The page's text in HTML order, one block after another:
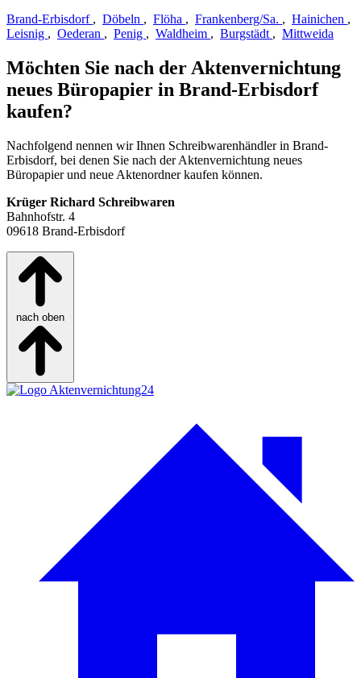
Brand-Erbisdorf , Döbeln , Flöha , Frankenberg/Sa. , Hainichen ,
Leisnig , Oederan , Penig , Waldheim , Burgstädt , Mittweida
Möchten Sie nach der Aktenvernichtung
neues Büropapier in Brand-Erbisdorf
kaufen?
Nachfolgend nennen wir Ihnen Schreibwarenhändler in Brand-
Erbisdorf, bei denen Sie nach der Aktenvernichtung neues
Büropapier und neue Aktenordner kaufen können.
Krüger Richard Schreibwaren
Bahnhofstr. 4
09618 Brand‑Erbisdorf
nach oben